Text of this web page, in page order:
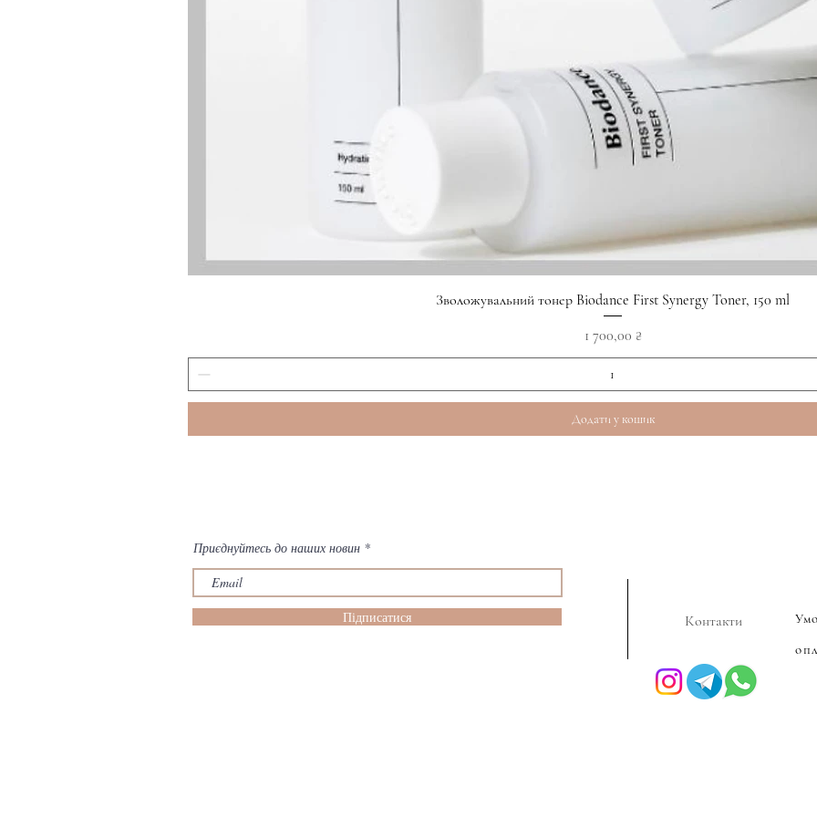
Швидкий перегляд
Зволожувальний тонер Biodance First Synergy Toner, 150 ml
Ціна
1 700,00 ₴
Додати у кошик
Приєднуйтесь до наших новин
Підписатися Контакти